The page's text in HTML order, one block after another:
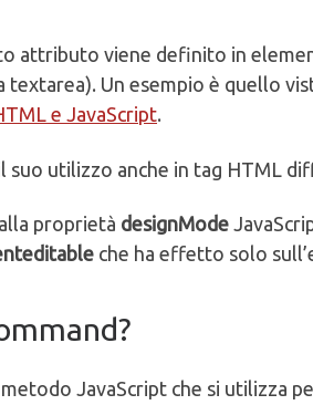
attributo viene definito in
textarea). Un esempio è quello
e JavaScript.
suo utilizzo anche in tag HTML
proprietà designMode
che ha effetto solo
JavaScript che si utilizza